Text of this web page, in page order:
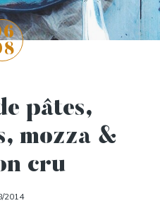
pâtes,
mozza &
cru
2014